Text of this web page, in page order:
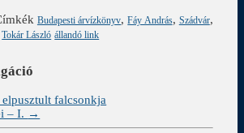
Budapesti árvízkönyv,Fáy András, Szádvár,
Tokár László állandó link
falcsonkja
– I. →